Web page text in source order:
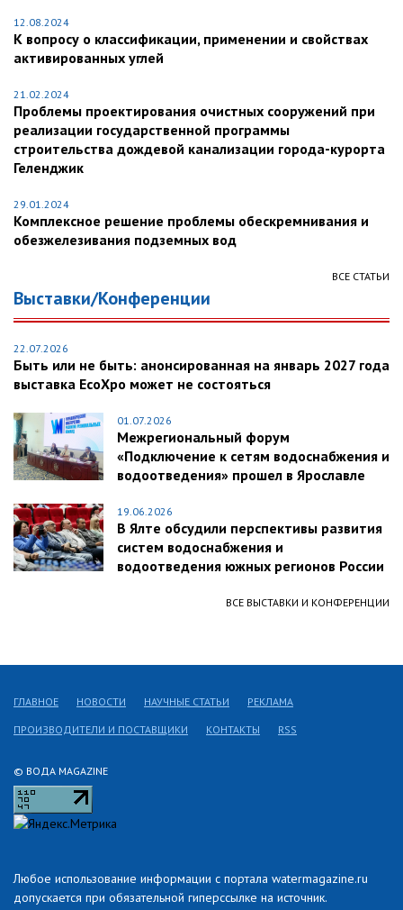
12.08.2024
К вопросу о классификации, применении и свойствах
активированных углей
21.02.2024
Проблемы проектирования очистных сооружений при
реализации государственной программы
строительства дождевой канализации города-курорта
Геленджик
29.01.2024
Комплексное решение проблемы обескремнивания и
обезжелезивания подземных вод
ВСЕ СТАТЬИ
Выставки/Конференции
22.07.2026
Быть или не быть: анонсированная на январь 2027 года
выставка EcoXpo может не состояться
01.07.2026
Межрегиональный форум
«Подключение к сетям водоснабжения и
водоотведения» прошел в Ярославле
19.06.2026
В Ялте обсудили перспективы развития
систем водоснабжения и
водоотведения южных регионов России
ВСЕ ВЫСТАВКИ И КОНФЕРЕНЦИИ
© ВОДА MAGAZINE
Любое использование информации с портала watermagazine.ru
допускается при обязательной гиперссылке на источник.
ГЛАВНОЕ НОВОСТИ НАУЧНЫЕ СТАТЬИ РЕКЛАМА
ПРОИЗВОДИТЕЛИ И ПОСТАВЩИКИ КОНТАКТЫ RSS